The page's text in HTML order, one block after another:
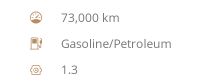
73,000 km
Gasoline/Petroleum
1.3